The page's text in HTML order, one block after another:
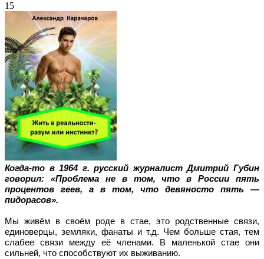
15
Когда-то в 1964 г. русский журналист Дмитрий Губин
говорил: «Проблема не в том, что в России пять
процентов геев, а в том, что девяносто пять —
пидорасов».
Мы живём в своём роде в стае, это родственные связи,
единоверцы, земляки, фанаты и т.д. Чем больше стая, тем
слабее связи между её членами. В маленькой стае они
сильней, что способствуют их выживанию.